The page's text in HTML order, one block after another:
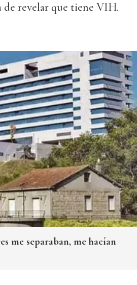
de revelar que tiene VIH.
me separaban, me hacían